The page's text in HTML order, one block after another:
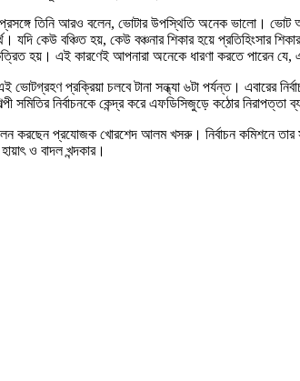
প্রসঙ্গে তিনি আরও বলেন, ভোটার উপস্থিতি অনেক ভালো।
যদি কেউ বঞ্চিত হয়, কেউ বঞ্চনার শিকার হয়ে
হয়। এই কারণেই আপনারা অনেকে ধারণা করতে পারেন
প্রক্রিয়া চলবে টানা সন্ধ্যা ৬টা পর্যন্ত। এবারের
সমিতির নির্বাচনকে কেন্দ্র করে এফডিসিজুড়ে কঠোর
পালন করছেন প্রযোজক খোরশেদ আলম খসরু। নির্বাচন
ও বাদল খন্দকার।